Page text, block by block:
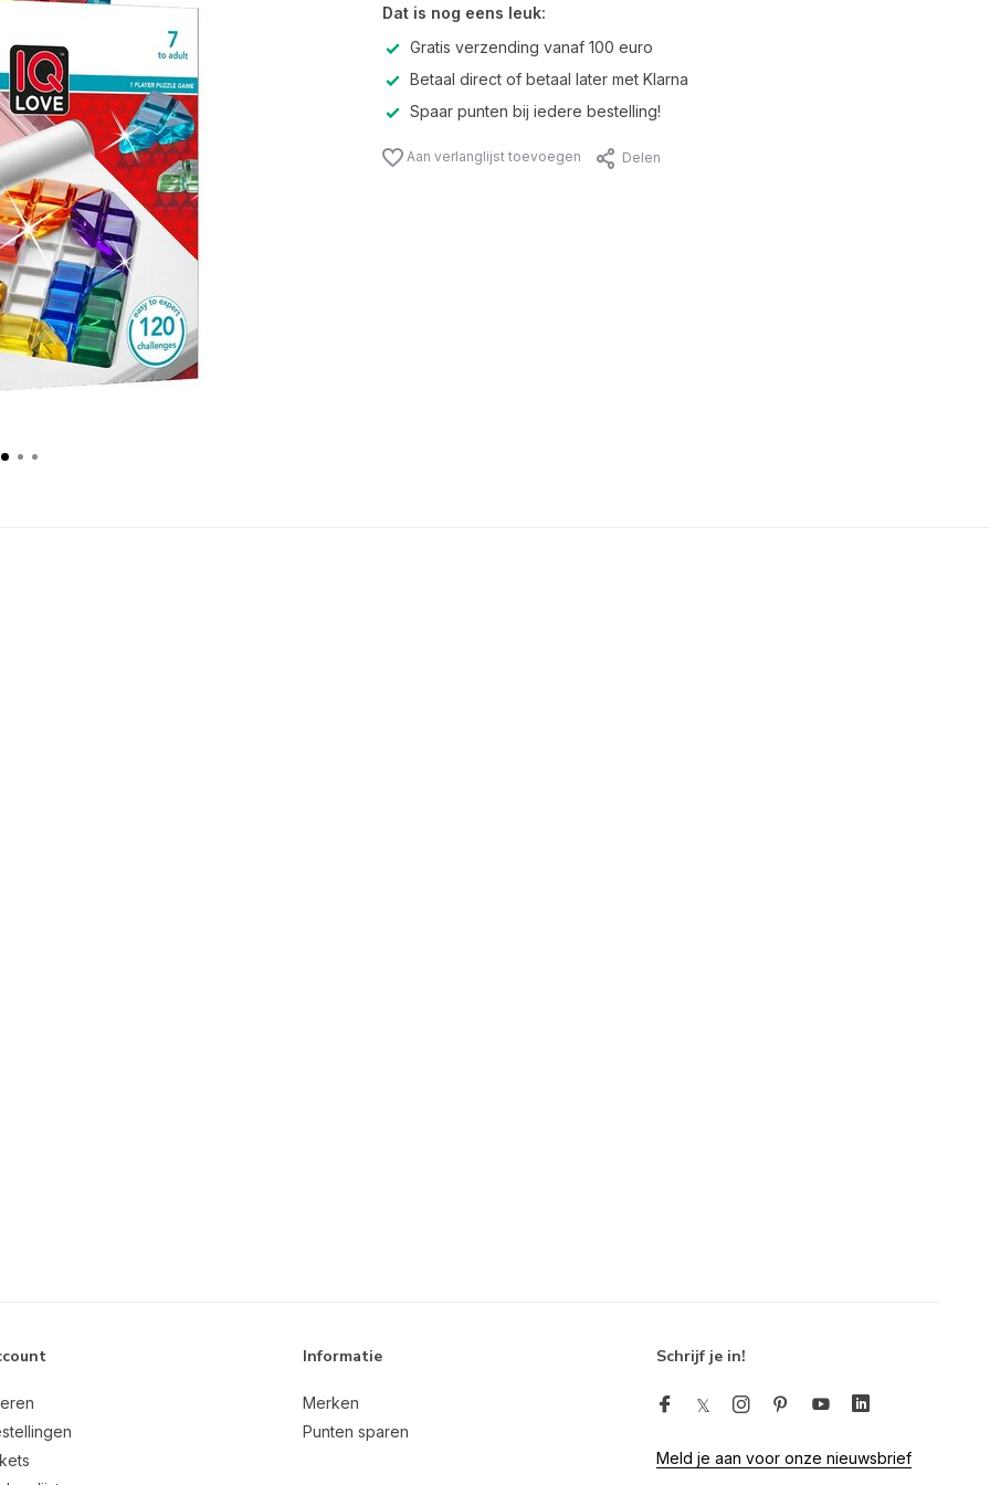
Dat is nog eens leuk:
Gratis verzending vanaf 100 euro
Betaal direct of betaal later met Klarna
Spaar punten bij iedere bestelling!
Aan verlanglijst toevoegen Delen
Informatie
Merken
Punten sparen
Schrijf je in!
Meld je aan voor onze nieuwsbrief